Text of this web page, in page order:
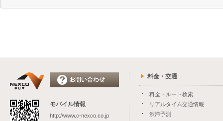
モバイル情報
http://www.c-nexco.co.jp
料金・交通
料金・ルート検索
リアルタイム交通情報
渋滞予測